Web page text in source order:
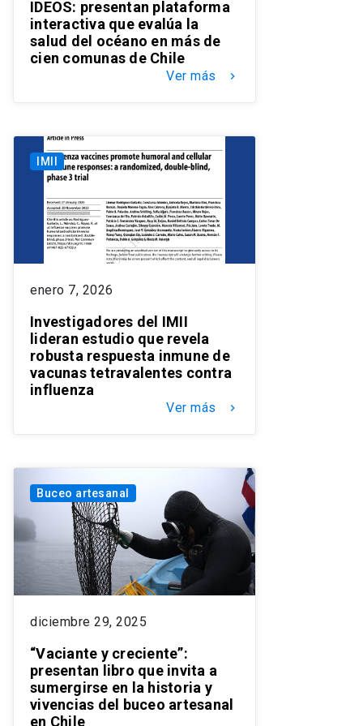
IDEOS: presentan plataforma
interactiva que evalúa la
salud del océano en más de
cien comunas de Chile
Ver más keyboard_arrow_right
IMII
enero 7, 2026
Investigadores del IMII
lideran estudio que revela
robusta respuesta inmune de
vacunas tetravalentes contra
influenza
Ver más keyboard_arrow_right
Buceo artesanal
diciembre 29, 2025
“Vaciante y creciente”:
presentan libro que invita a
sumergirse en la historia y
vivencias del buceo artesanal
en Chile